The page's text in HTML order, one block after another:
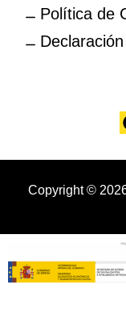
Política de
Copyright ©